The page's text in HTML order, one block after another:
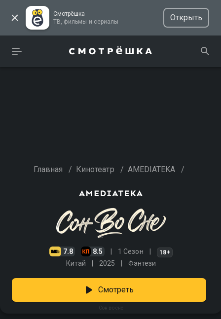
Смотрёшка
ТВ, фильмы и сериалы
Открыть
Главная / Кинотеатр / AMEDIATEKA /
7.8 8.5 1 Сезон 18+
Китай 2025 Фэнтези
Сон во сне
Смотреть